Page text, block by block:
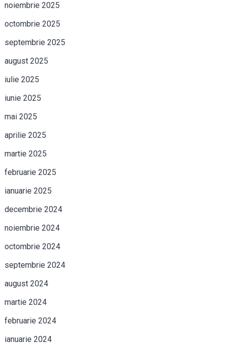
noiembrie 2025
octombrie 2025
septembrie 2025
august 2025
iulie 2025
iunie 2025
mai 2025
aprilie 2025
martie 2025
februarie 2025
ianuarie 2025
decembrie 2024
noiembrie 2024
octombrie 2024
septembrie 2024
august 2024
martie 2024
februarie 2024
ianuarie 2024